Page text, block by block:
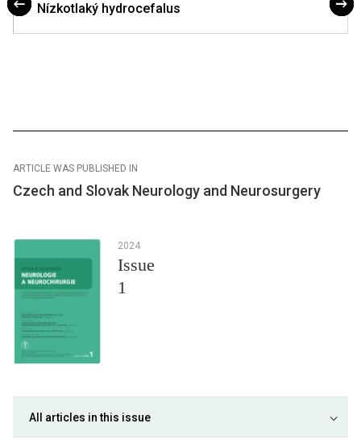
Nízkotlaký hydrocefalus
ARTICLE WAS PUBLISHED IN
Czech and Slovak Neurology and Neurosurgery
2024
Issue
1
All articles in this issue